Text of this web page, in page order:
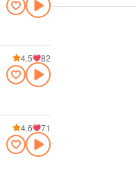
4.5 82
4.6 71